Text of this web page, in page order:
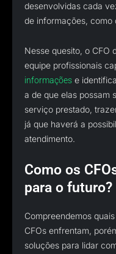
desenvolvidas cada
de informações, como
Nesse quesito, o CFO
equipe profissionais
informações e
a de que elas possam
serviço prestado,
já que haverá a
atendimento.
Como os
para o futuro?
Compreendemos
CFOs enfrentam,
soluções para lidar